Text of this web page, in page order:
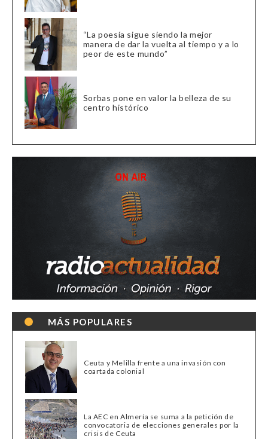
“La poesía sigue siendo la mejor
manera de dar la vuelta al tiempo y a lo
peor de este mundo”
Sorbas pone en valor la belleza de su
centro histórico
MÁS POPULARES
Ceuta y Melilla frente a una invasión con
coartada colonial
La AEC en Almería se suma a la petición de
convocatoria de elecciones generales por la
crisis de Ceuta